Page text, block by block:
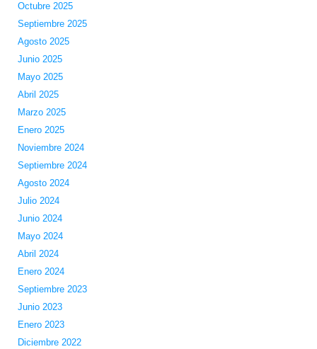
Octubre 2025
Septiembre 2025
Agosto 2025
Junio 2025
Mayo 2025
Abril 2025
Marzo 2025
Enero 2025
Noviembre 2024
Septiembre 2024
Agosto 2024
Julio 2024
Junio 2024
Mayo 2024
Abril 2024
Enero 2024
Septiembre 2023
Junio 2023
Enero 2023
Diciembre 2022